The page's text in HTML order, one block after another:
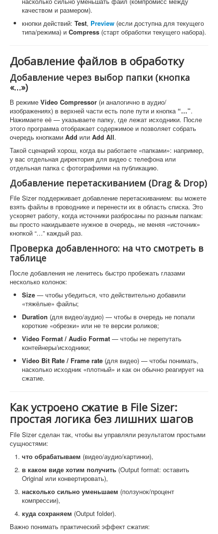
качеством и размером).
кнопки действий: Test, Preview (если доступна для текущего
типа/режима) и Compress (старт обработки текущего набора).
Добавление файлов в обработку
Добавление через выбор папки (кнопка
«…»)
В режиме Video Compressor (и аналогично в аудио/
изображениях) в верхней части есть поле пути и кнопка “…”.
Нажимаете её — указываете папку, где лежат исходники. После
этого программа отображает содержимое и позволяет собрать
очередь кнопками Add или Add All.
Такой сценарий хорош, когда вы работаете «папками»: например,
у вас отдельная директория для видео с телефона или
отдельная папка с фотографиями на публикацию.
Добавление перетаскиванием (Drag & Drop)
File Sizer поддерживает добавление перетаскиванием: вы можете
взять файлы в проводнике и перенести их в область списка. Это
ускоряет работу, когда источники разбросаны по разным папкам:
вы просто накидываете нужное в очередь, не меняя «источник»
кнопкой “…” каждый раз.
Проверка добавленного: на что смотреть в
таблице
После добавления не ленитесь быстро пробежать глазами
несколько колонок:
Size — чтобы убедиться, что действительно добавили
«тяжёлые» файлы;
Duration (для видео/аудио) — чтобы в очередь не попали
короткие «обрезки» или не те версии роликов;
Video Format / Audio Format — чтобы не перепутать
контейнеры/исходники;
Video Bit Rate / Frame rate (для видео) — чтобы понимать,
насколько исходник «плотный» и как он обычно реагирует на
сжатие.
Как устроено сжатие в File Sizer:
простая логика без лишних шагов
File Sizer сделан так, чтобы вы управляли результатом простыми
сущностями:
что обрабатываем (видео/аудио/картинки),
в каком виде хотим получить (Output format: оставить
Original или конвертировать),
насколько сильно уменьшаем (ползунок/процент
компрессии),
куда сохраняем (Output folder).
Важно понимать практический эффект сжатия: